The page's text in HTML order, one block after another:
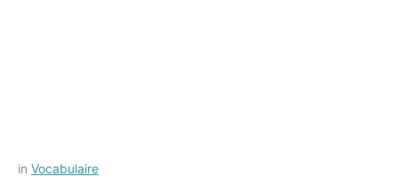
Posted
by
in Vocabulaire